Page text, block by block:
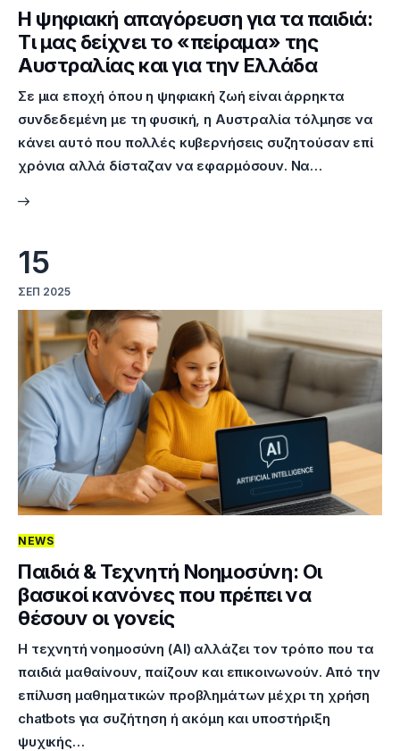
Η ψηφιακή απαγόρευση για τα παιδιά:
Τι μας δείχνει το «πείραμα» της
Αυστραλίας και για την Ελλάδα
Σε μια εποχή όπου η ψηφιακή ζωή είναι άρρηκτα
συνδεδεμένη με τη φυσική, η Αυστραλία τόλμησε να
κάνει αυτό που πολλές κυβερνήσεις συζητούσαν επί
χρόνια αλλά δίσταζαν να εφαρμόσουν. Nα…
15
ΣΕΠ 2025
NEWS
Παιδιά & Τεχνητή Νοημοσύνη: Οι
βασικοί κανόνες που πρέπει να
θέσουν οι γονείς
Η τεχνητή νοημοσύνη (AI) αλλάζει τον τρόπο που τα
παιδιά μαθαίνουν, παίζουν και επικοινωνούν. Από την
επίλυση μαθηματικών προβλημάτων μέχρι τη χρήση
chatbots για συζήτηση ή ακόμη και υποστήριξη
ψυχικής…